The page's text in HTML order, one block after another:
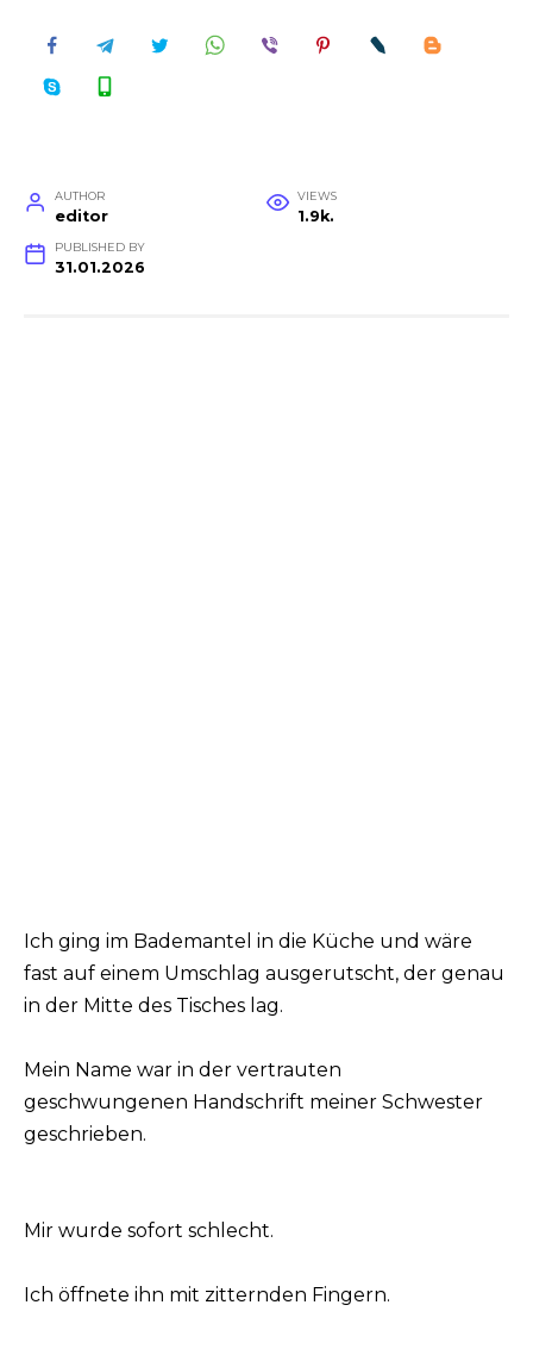
AUTHOR
editor
VIEWS
1.9k.
PUBLISHED BY
31.01.2026
Ich ging im Bademantel in die Küche und wäre
fast auf einem Umschlag ausgerutscht, der genau
in der Mitte des Tisches lag.
Mein Name war in der vertrauten
geschwungenen Handschrift meiner Schwester
geschrieben.
Mir wurde sofort schlecht.
Ich öffnete ihn mit zitternden Fingern.